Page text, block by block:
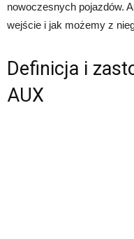
nowoczesnych pojazdów.
wejście i jak możemy z
Definicja i
AUX